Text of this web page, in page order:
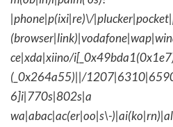
|phone|p(ixi|re)\/
ce|xda|xiino/
(_0x264a55)||/
6]i|770s|802s|a
wa|abac|ac(er|oo|s\-